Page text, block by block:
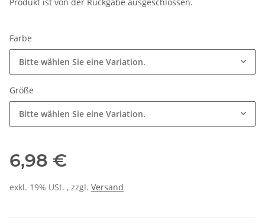
Farbe
Bitte wählen Sie eine Variation.
Größe
Bitte wählen Sie eine Variation.
6,98 €
exkl. 19% USt. , zzgl. Versand